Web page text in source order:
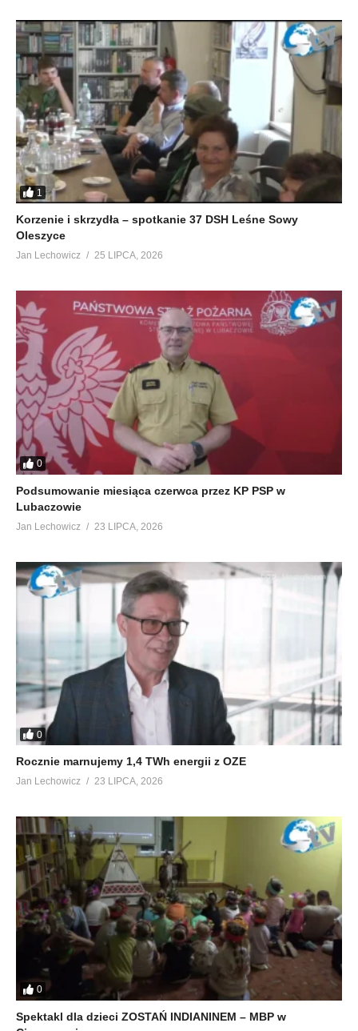
1
Korzenie i skrzydła – spotkanie 37 DSH Leśne Sowy
Oleszyce
Jan Lechowicz 25 LIPCA, 2026
0
Podsumowanie miesiąca czerwca przez KP PSP w
Lubaczowie
Jan Lechowicz 23 LIPCA, 2026
0
Rocznie marnujemy 1,4 TWh energii z OZE
Jan Lechowicz 23 LIPCA, 2026
0
Spektakl dla dzieci ZOSTAŃ INDIANINEM – MBP w